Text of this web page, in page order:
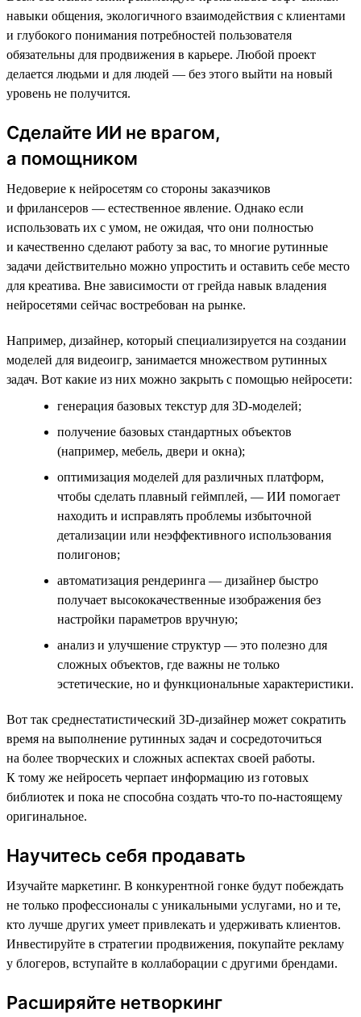
навыки общения, экологичного взаимодействия с клиентами
и глубокого понимания потребностей пользователя
обязательны для продвижения в карьере. Любой проект
делается людьми и для людей — без этого выйти на новый
уровень не получится.
Сделайте ИИ не врагом,
а помощником
Недоверие к нейросетям со стороны заказчиков
и фрилансеров — естественное явление. Однако если
использовать их с умом, не ожидая, что они полностью
и качественно сделают работу за вас, то многие рутинные
задачи действительно можно упростить и оставить себе место
для креатива. Вне зависимости от грейда навык владения
нейросетями сейчас востребован на рынке.
Например, дизайнер, который специализируется на создании
моделей для видеоигр, занимается множеством рутинных
задач. Вот какие из них можно закрыть с помощью нейросети:
генерация базовых текстур для 3D-моделей;
получение базовых стандартных объектов
(например, мебель, двери и окна);
оптимизация моделей для различных платформ,
чтобы сделать плавный геймплей, — ИИ помогает
находить и исправлять проблемы избыточной
детализации или неэффективного использования
полигонов;
автоматизация рендеринга — дизайнер быстро
получает высококачественные изображения без
настройки параметров вручную;
анализ и улучшение структур — это полезно для
сложных объектов, где важны не только
эстетические, но и функциональные характеристики.
Вот так среднестатистический 3D-дизайнер может сократить
время на выполнение рутинных задач и сосредоточиться
на более творческих и сложных аспектах своей работы.
К тому же нейросеть черпает информацию из готовых
библиотек и пока не способна создать что-то по-настоящему
оригинальное.
Научитесь себя продавать
Изучайте маркетинг. В конкурентной гонке будут побеждать
не только профессионалы с уникальными услугами, но и те,
кто лучше других умеет привлекать и удерживать клиентов.
Инвестируйте в стратегии продвижения, покупайте рекламу
у блогеров, вступайте в коллаборации с другими брендами.
Расширяйте нетворкинг